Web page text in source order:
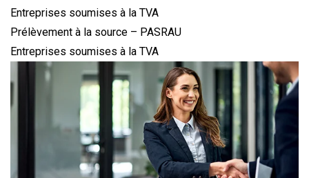
Entreprises soumises à la TVA
Prélèvement à la source – PASRAU
Entreprises soumises à la TVA